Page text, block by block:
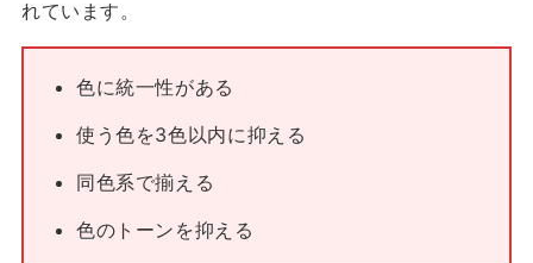
れています。
色に統一性がある
使う色を3色以内に抑える
同色系で揃える
色のトーンを抑える